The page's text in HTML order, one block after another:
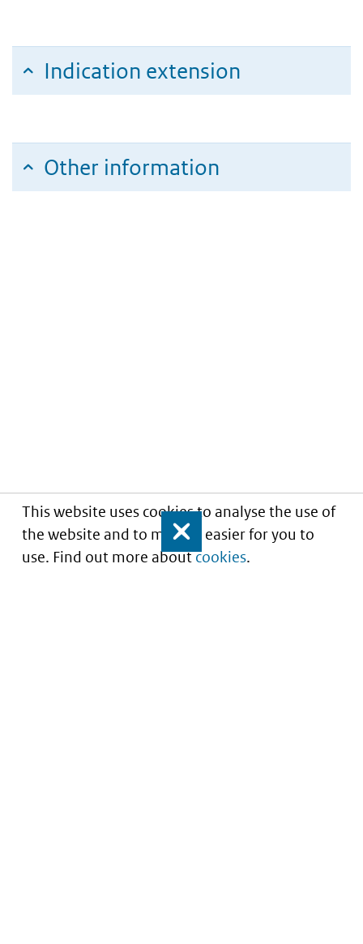
This website uses cookies to analyse the use of
the website and to make it easier for you to
use. Find out more aboutcookies.
Close
Indication extension
Other information